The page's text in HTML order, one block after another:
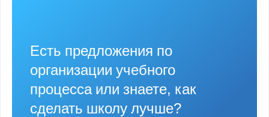
Есть предложения по
организации учебного
процесса или знаете, как
сделать школу лучше?